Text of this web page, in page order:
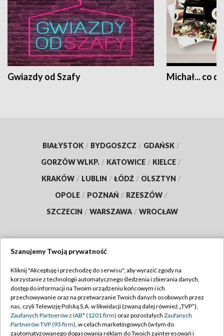
Gwiazdy od Szafy Michał... co
BIAŁYSTOK / BYDGOSZCZ / GDAŃSK /
GORZÓW WLKP. / KATOWICE / KIELCE /
KRAKÓW / LUBLIN / ŁÓDŹ / OLSZTYN /
OPOLE / POZNAŃ / RZESZÓW /
SZCZECIN / WARSZAWA / WROCŁAW
TVP
Abonament TVP
Emisja w TVP
Centrum informacji TVP
Regulamin TVP
Polityka prywatności
Moje zgody
Szanujemy Twoją prywatność
Kliknij "Akceptuję i przechodzę do serwisu", aby wyrazić zgody na
korzystanie z technologii automatycznego śledzenia i zbierania danych,
dostęp do informacji na Twoim urządzeniu końcowym i ich
przechowywanie oraz na przetwarzanie Twoich danych osobowych przez
nas, czyli Telewizję Polską S.A. w likwidacji (zwaną dalej również „TVP”),
Zaufanych Partnerów z IAB* (1201 firm) oraz pozostałych Zaufanych
Partnerów TVP (93 firm), w celach marketingowych (w tym do
zautomatyzowanego dopasowania reklam do Twoich zainteresowań i